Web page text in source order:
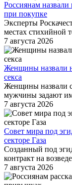
Россиянам
при покупке
Эксперты
местах стихийной
7 августа 2026
Женщины назвали
секса
Женщины назвали
мужчины задают
7 августа 2026
Совет мира под
секторе Газа
Созданный под
контракт на
7 августа 2026